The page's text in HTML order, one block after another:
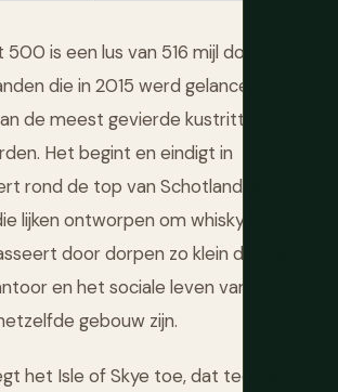
is een lus van 516 mijl door de
die in 2015 werd gelanceerd en
de meest gevierde kustritten van
Het begint en eindigt in
rond de top van Schotland door
lijken ontworpen om whisky te
door dorpen zo klein dat de
en het sociale leven van de hele
gebouw zijn.
het Isle of Skye toe, dat technisch